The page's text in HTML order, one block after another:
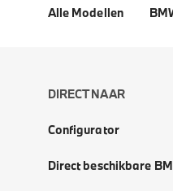
Alle Modellen
DIRECT NAAR
Configurator
Direct beschikbare